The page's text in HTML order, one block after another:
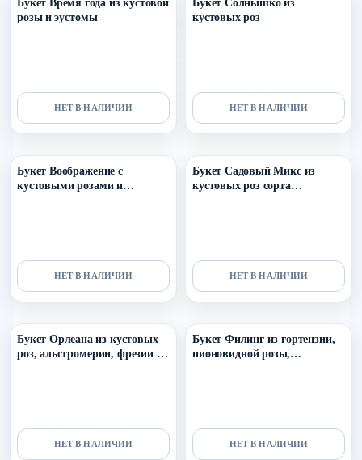
Букет Время года из кустовой
розы и эустомы
НЕТ В НАЛИЧИИ
Букет Солнышко из
кустовых роз
НЕТ В НАЛИЧИИ
Букет Воображение с
кустовыми розами и
НЕТ В НАЛИЧИИ
Букет Садовый Микс из
кустовых роз сорта
НЕТ В НАЛИЧИИ
Букет Орлеана из кустовых
роз, альстромерии, фрезии и
НЕТ В НАЛИЧИИ
Букет Филинг из гортензии,
пионовидной розы,
НЕТ В НАЛИЧИИ